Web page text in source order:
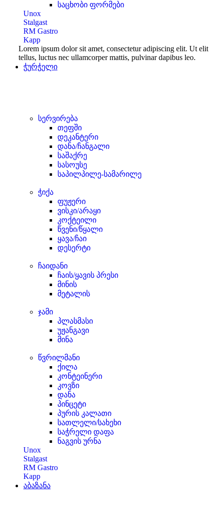
საცხობი ფორმები
Unox
Stalgast
RM Gastro
Kapp
Lorem ipsum dolor sit amet, consectetur adipiscing elit. Ut elit
tellus, luctus nec ullamcorper mattis, pulvinar dapibus leo.
ჭურჭელი
სერვირება
თეფში
დეკანტერი
დანა/ჩანგალი
საშაქრე
სასოუსე
საპილპილე-სამარილე
ჭიქა
ფუჟერი
ვისკი/არაყი
კოქტეილი
წვენი/წყალი
ყავა/ჩაი
დესერტი
ჩაიდანი
ჩაის/ყავის პრესი
მინის
მეტალის
ჯამი
პლასმასი
უჟანგავი
მინა
წვრილმანი
ქილა
კონტეინერი
კოვზი
დანა
პინცეტი
პურის კალათი
სათლელი/სახეხი
საჭრელი დაფა
ნაგვის ურნა
Unox
Stalgast
RM Gastro
Kapp
აბაზანა